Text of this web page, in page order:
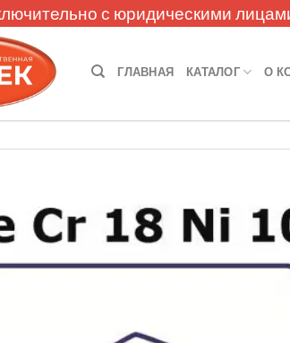
с юридическими
ГЛАВНАЯ КАТАЛОГ О